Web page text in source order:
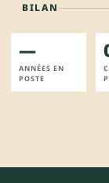
BILAN
—
ANNÉES EN
POSTE